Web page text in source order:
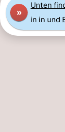
Spielplätze
-
»
Unten
in in und